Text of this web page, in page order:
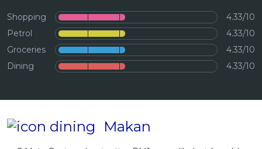
Promo OCBC - Hadiah Pilihan Anda
Artikel Terkini
Pinjaman Peribadi
Kad
Insurans
Pinjaman Perumahan
Shopping
4.33/10
Petrol
4.33/10
Groceries
4.33/10
Dining
4.33/10
Makan